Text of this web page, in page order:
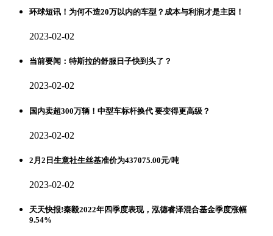
环球短讯！为何不造20万以内的车型？成本与利润才是主因！
2023-02-02
当前要闻：特斯拉的舒服日子快到头了？
2023-02-02
国内卖超300万辆！中型车标杆换代 要变得更高级？
2023-02-02
2月2日生意社生丝基准价为437075.00元/吨
2023-02-02
天天快报!秦毅2022年四季度表现，泓德睿泽混合基金季度涨幅
9.54%